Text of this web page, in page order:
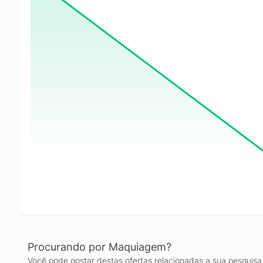
Procurando por Maquiagem?
Você pode gostar destas ofertas relacionadas a sua